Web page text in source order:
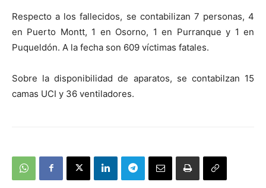
Respecto a los fallecidos, se contabilizan 7 personas, 4
en Puerto Montt, 1 en Osorno, 1 en Purranque y 1 en
Puqueldón. A la fecha son 609 víctimas fatales.
Sobre la disponibilidad de aparatos, se contabilzan 15
camas UCI y 36 ventiladores.